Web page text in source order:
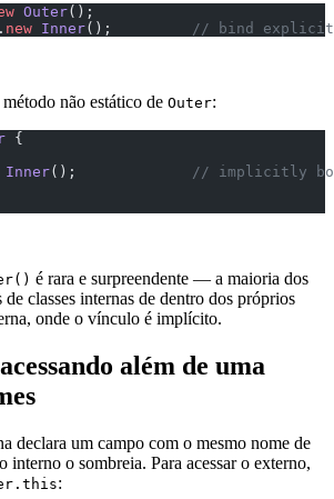
Outer();
new Inner(); // bind
não estático de Outer:
{
Inner();
// implicitly
é rara e surpreendente — a maioria dos
classes internas de dentro dos próprios
onde o vínculo é implícito.
além de uma
declara um campo com o mesmo nome de
interno o sombreia. Para acessar o externo,
: